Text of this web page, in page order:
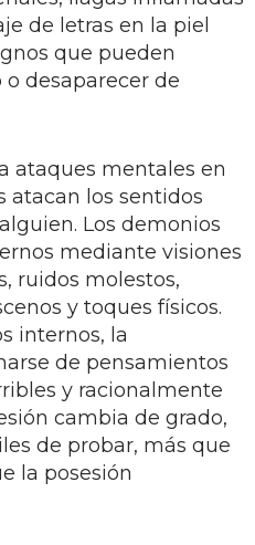
de letras en la piel
que pueden
desaparecer de
ataques mentales en
atacan los sentidos
Los demonios
mediante visiones
ruidos molestos,
y toques físicos.
internos, la
de pensamientos
y racionalmente
cambia de grado,
de probar, más que
la posesión